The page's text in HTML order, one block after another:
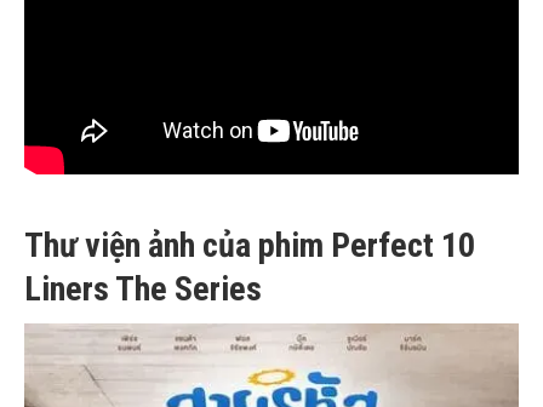
Thư viện ảnh của phim Perfect 10
Liners The Series